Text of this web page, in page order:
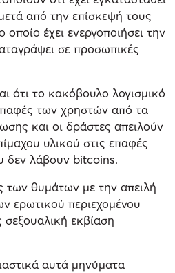
από την επίσκεψή τους
έχει ενεργοποιήσει την
σε προσωπικές
ότι το κακόβουλο λογισμικό
επαφές των χρηστών από τα
και οι δράστες απειλούν
υλικού στις επαφές
δεν λάβουν bitcoins.
των θυμάτων με την απειλή
ερωτικού περιεχομένου
εκβίαση
αυτά μηνύματα